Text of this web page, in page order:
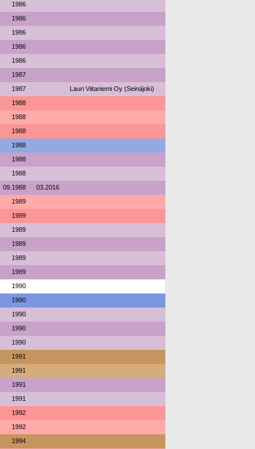
1986
1986
1986
1986
1986
1987
1987 Lauri Viitaniemi Oy (Seinäjoki)
1988
1988
1988
1988
1988
1988
09.1988 03.2016
1989
1989
1989
1989
1989
1989
1990
1990
1990
1990
1990
1991
1991
1991
1991
1992
1992
1994